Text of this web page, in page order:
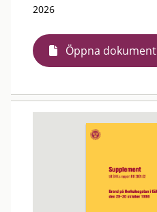
2026
Öppna dokument